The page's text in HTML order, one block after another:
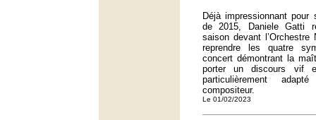
Déjà impressionnant pour
de 2015, Daniele Gatti
saison devant l’Orchestre
reprendre les quatre
concert démontrant la
porter un discours vif
particulièrement
compositeur.
Le 01/02/2023